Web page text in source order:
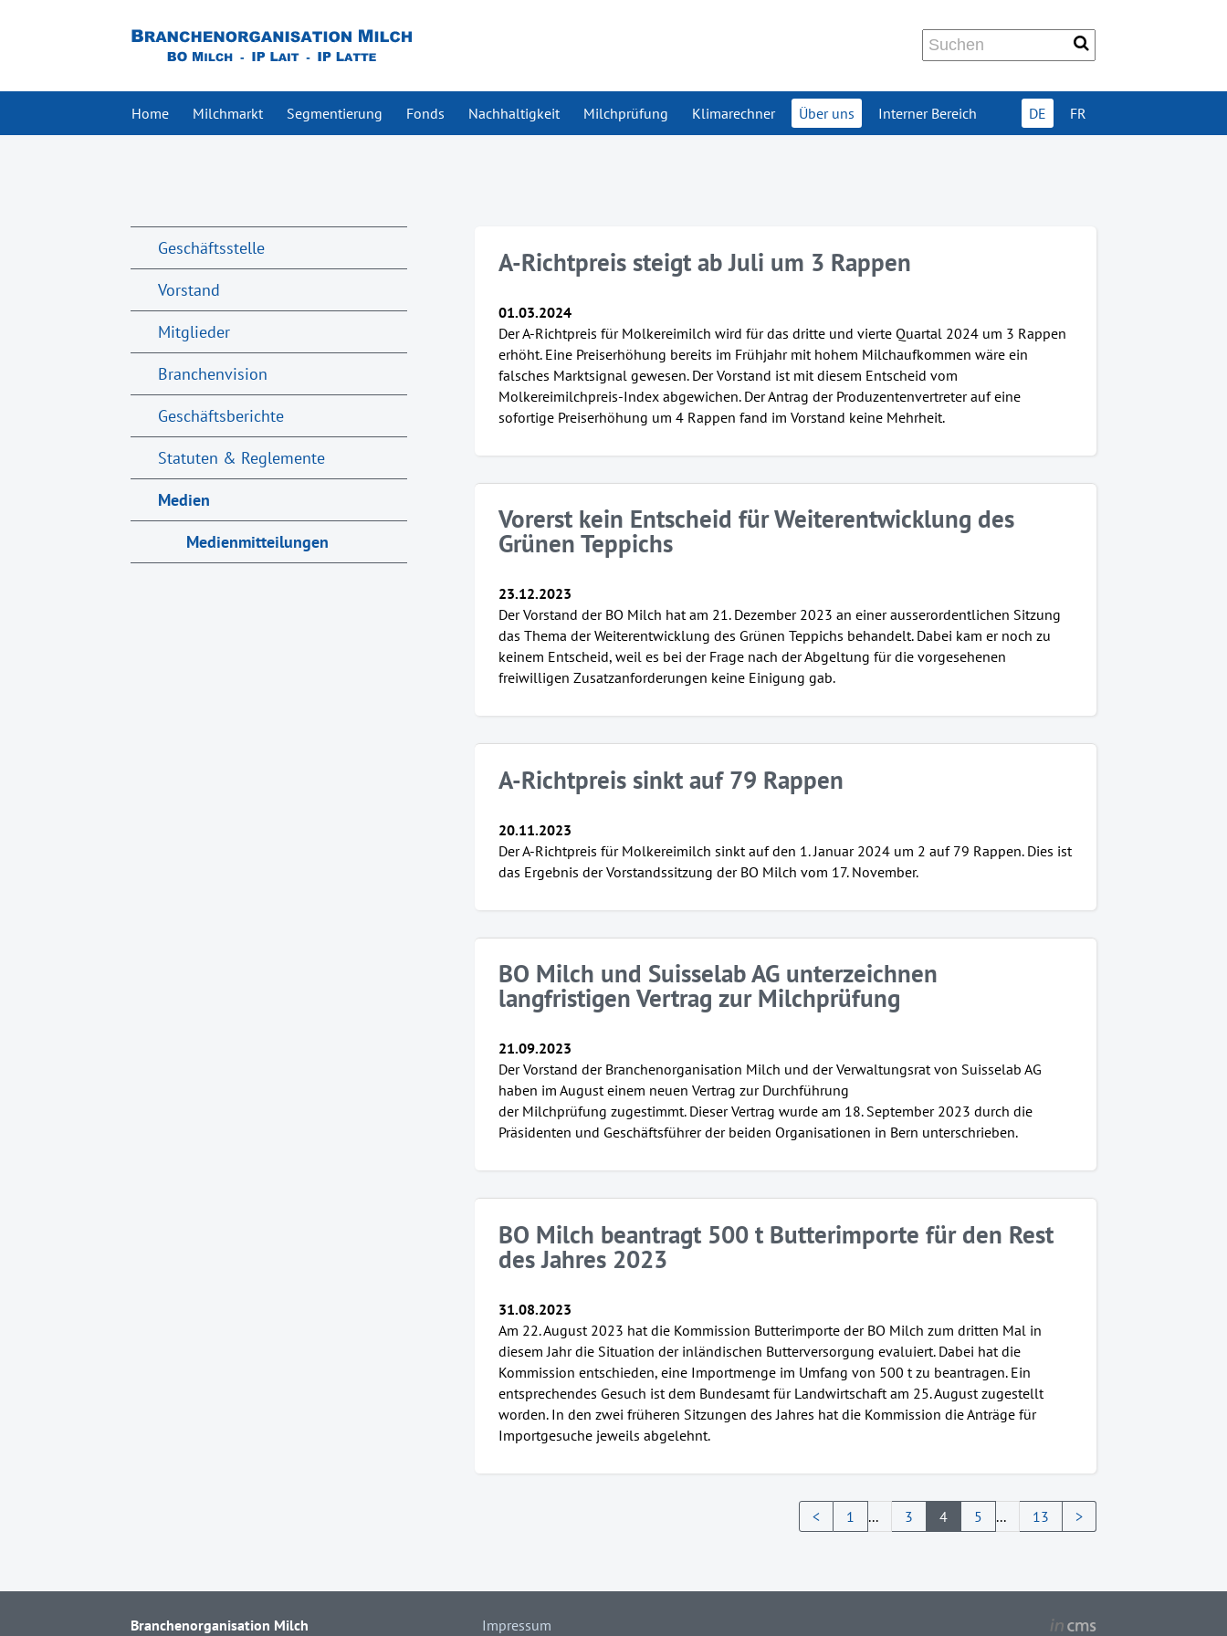
Home Milchmarkt Segmentierung Fonds Nachhaltigkeit Milchprüfung Klimarechner Über uns Interner Bereich DE FR
A-Richtpreis steigt ab Juli um 3 Rappen
01.03.2024
Der A-Richtpreis für Molkereimilch wird für das dritte und vierte Quartal 2024 um 3 Rappen
erhöht. Eine Preiserhöhung bereits im Frühjahr mit hohem Milchaufkommen wäre ein
falsches Marktsignal gewesen. Der Vorstand ist mit diesem Entscheid vom
Molkereimilchpreis-Index abgewichen. Der Antrag der Produzentenvertreter auf eine
sofortige Preiserhöhung um 4 Rappen fand im Vorstand keine Mehrheit.
Vorerst kein Entscheid für Weiterentwicklung des
Grünen Teppichs
23.12.2023
Der Vorstand der BO Milch hat am 21. Dezember 2023 an einer ausserordentlichen Sitzung
das Thema der Weiterentwicklung des Grünen Teppichs behandelt. Dabei kam er noch zu
keinem Entscheid, weil es bei der Frage nach der Abgeltung für die vorgesehenen
freiwilligen Zusatzanforderungen keine Einigung gab.
A-Richtpreis sinkt auf 79 Rappen
20.11.2023
Der A-Richtpreis für Molkereimilch sinkt auf den 1. Januar 2024 um 2 auf 79 Rappen. Dies ist
das Ergebnis der Vorstandssitzung der BO Milch vom 17. November.
BO Milch und Suisselab AG unterzeichnen
langfristigen Vertrag zur Milchprüfung
21.09.2023
Der Vorstand der Branchenorganisation Milch und der Verwaltungsrat von Suisselab AG
haben im August einem neuen Vertrag zur Durchführung
der Milchprüfung zugestimmt. Dieser Vertrag wurde am 18. September 2023 durch die
Präsidenten und Geschäftsführer der beiden Organisationen in Bern unterschrieben.
BO Milch beantragt 500 t Butterimporte für den Rest
des Jahres 2023
31.08.2023
Am 22. August 2023 hat die Kommission Butterimporte der BO Milch zum dritten Mal in
diesem Jahr die Situation der inländischen Butterversorgung evaluiert. Dabei hat die
Kommission entschieden, eine Importmenge im Umfang von 500 t zu beantragen. Ein
entsprechendes Gesuch ist dem Bundesamt für Landwirtschaft am 25. August zugestellt
worden. In den zwei früheren Sitzungen des Jahres hat die Kommission die Anträge für
Importgesuche jeweils abgelehnt.
< 1 ... 3 4 5 ... 13 >
Geschäftsstelle
Vorstand
Mitglieder
Branchenvision
Geschäftsberichte
Statuten & Reglemente
Medien
Medienmitteilungen
Branchenorganisation Milch
Impressum